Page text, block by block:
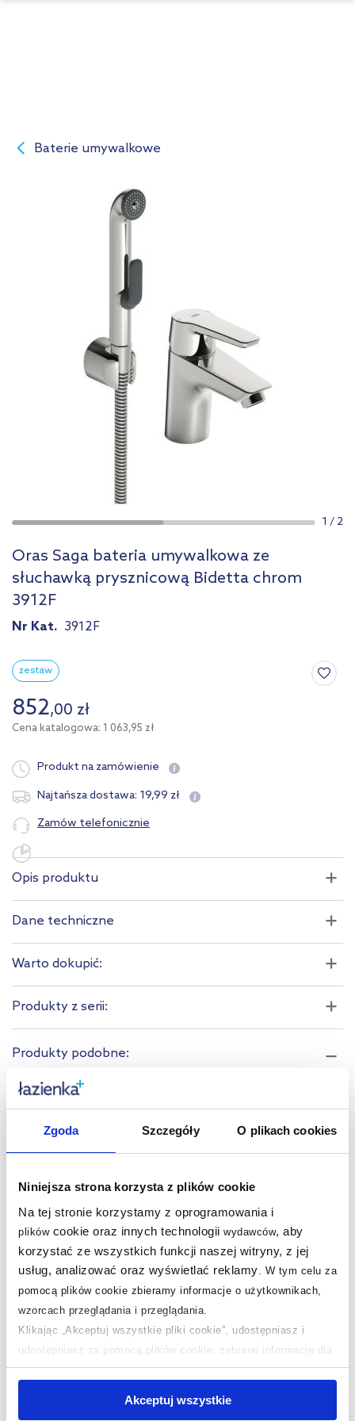
Zgoda Szczegóły O plikach cookies
Niniejsza strona korzysta z plików cookie
Na tej stronie korzystamy z oprogramowania i
plikówcookie oraz innych technologii wydawców, aby
korzystać ze wszystkich funkcji naszej witryny, z jej
usług, analizować oraz wyświetlać reklamy
W tym celu za
pomocą plików cookie zbieramy informacje o użytkownikach,
wzorcach przeglądania i przeglądania.
Klikając „Akceptuj wszystkie pliki cookie”, udostępniasz i
udostępniasz za pomocą plików cookie, zebrane informacje dla
użytkowników zewnętrznych, a także nasi partnerzy reklamowi.
jednak, że zablokowane niektóre pliki cookie mogą mieć wpływ
Akceptuj wszystkie
Baterie umywalkowe
1 /2
Oras Saga bateria umywalkowa ze
słuchawką prysznicową Bidetta chrom
3912F
Nr Kat. 3912F
zestaw
852,00 zł
Cena katalogowa: 1 063,95 zł
Produkt na zamówienie
Najtańsza dostawa: 19,99 zł
Zamów telefonicznie
Opis produktu
Dane techniczne
Warto dokupić:
Produkty z serii:
Produkty podobne:
Dostępność:24h!
Oras Safira bateria
umywalkowa z
słuchawką prysznicową
Bidetta chrom 1012F
907 00 zł